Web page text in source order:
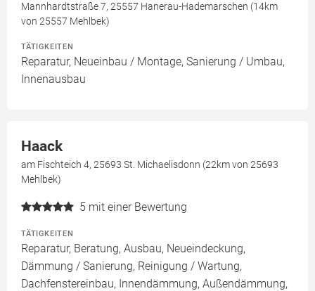
Mannhardtstraße 7, 25557 Hanerau-Hademarschen (14km
von 25557 Mehlbek)
TÄTIGKEITEN
Reparatur, Neueinbau / Montage, Sanierung / Umbau,
Innenausbau
Haack
am Fischteich 4, 25693 St. Michaelisdonn (22km von 25693
Mehlbek)
5 mit einer Bewertung
TÄTIGKEITEN
Reparatur, Beratung, Ausbau, Neueindeckung,
Dämmung / Sanierung, Reinigung / Wartung,
Dachfenstereinbau, Innendämmung, Außendämmung,